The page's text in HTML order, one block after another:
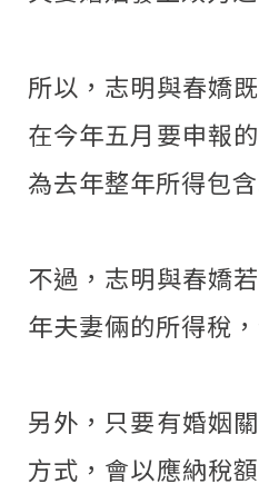
所以，志明與春嬌
在今年五月要申報
為去年整年所得包
不過，志明與春嬌
年夫妻倆的所得稅
另外，只要有婚姻
方式，會以應納稅